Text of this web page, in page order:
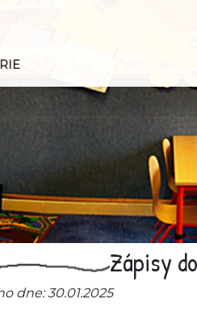
Zápisy
dne: 30.01.2025